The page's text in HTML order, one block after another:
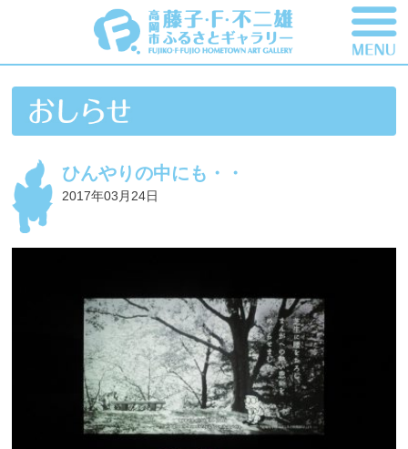
ひんやりの中にも・・
2017年03月24日